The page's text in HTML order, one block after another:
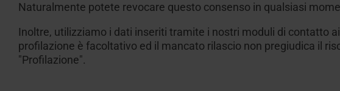
Naturalmente potete revocare questo consenso in qualsiasi
Inoltre, utilizziamo i dati inseriti tramite i nostri moduli di contatto
profilazione è facoltativo ed il mancato rilascio non pregiudica il
"Profilazione".